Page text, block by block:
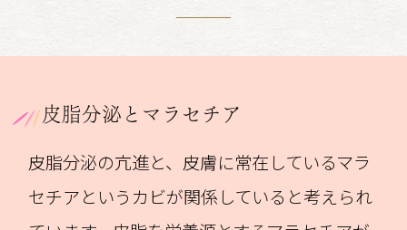
皮脂分泌とマラセチア
皮脂分泌の亢進と、皮膚に常在しているマラ
セチアというカビが関係していると考えられ